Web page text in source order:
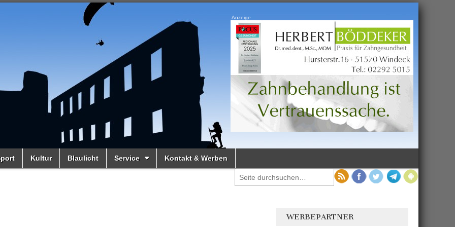
Anzeige
Kultur Blaulicht Service Kontakt & Werben
WERBEPARTNER